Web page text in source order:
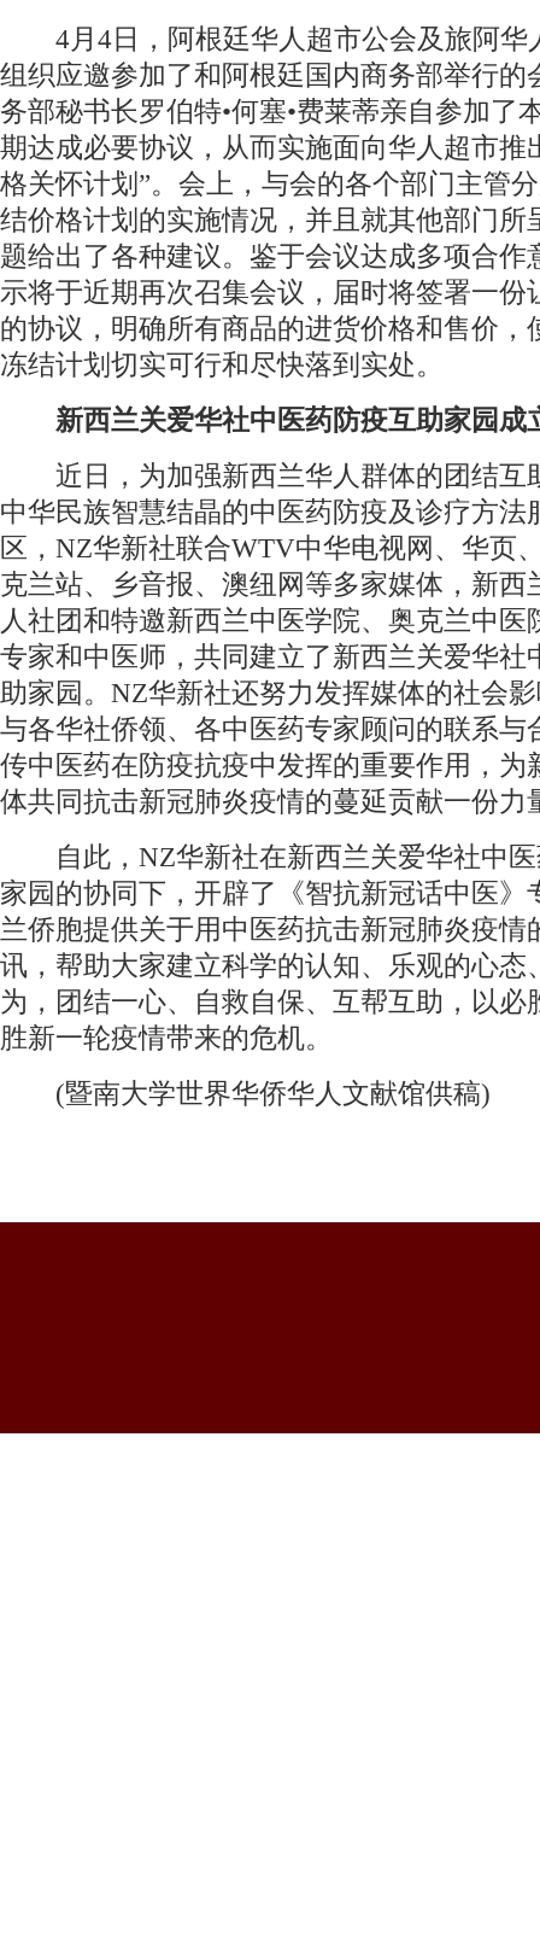
4月4日，阿根廷华人超市公会及旅阿华
组织应邀参加了和阿根廷国内商务部举行的
务部秘书长罗伯特•何塞•费莱蒂亲自参加了
期达成必要协议，从而实施面向华人超市推
格关怀计划”。会上，与会的各个部门主管
结价格计划的实施情况，并且就其他部门所
题给出了各种建议。鉴于会议达成多项合作
示将于近期再次召集会议，届时将签署一份
的协议，明确所有商品的进货价格和售价，
冻结计划切实可行和尽快落到实处。
新西兰关爱华社中医药防疫互助家园成
近日，为加强新西兰华人群体的团结互
中华民族智慧结晶的中医药防疫及诊疗方法
区，NZ华新社联合WTV中华电视网、华页
克兰站、乡音报、澳纽网等多家媒体，新西
人社团和特邀新西兰中医学院、奥克兰中医
专家和中医师，共同建立了新西兰关爱华社
助家园。NZ华新社还努力发挥媒体的社会
与各华社侨领、各中医药专家顾问的联系与
传中医药在防疫抗疫中发挥的重要作用，为
体共同抗击新冠肺炎疫情的蔓延贡献一份力
自此，NZ华新社在新西兰关爱华社中医
家园的协同下，开辟了《智抗新冠话中医》
兰侨胞提供关于用中医药抗击新冠肺炎疫情
讯，帮助大家建立科学的认知、乐观的心态
为，团结一心、自救自保、互帮互助，以必
胜新一轮疫情带来的危机。
(暨南大学世界华侨华人文献馆供稿)